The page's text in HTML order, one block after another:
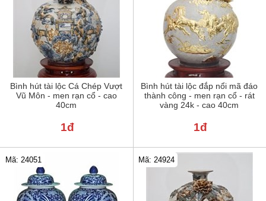
Bình hút tài lộc Cá Chép Vượt
Vũ Môn - men rạn cổ - cao
40cm
1đ
Bình hút tài lộc đắp nổi mã đáo
thành công - men rạn cổ - rát
vàng 24k - cao 40cm
1đ
Mã: 24051 Mã: 24924